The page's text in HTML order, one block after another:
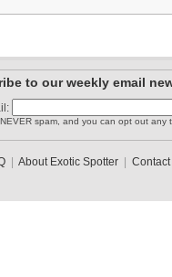
to our weekly email
spam, and you can opt out any
| About Exotic Spotter| Contact